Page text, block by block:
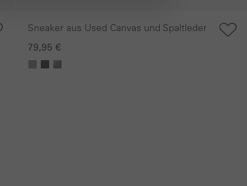
Sneaker aus Used Canvas und Spaltleder
79,95 €